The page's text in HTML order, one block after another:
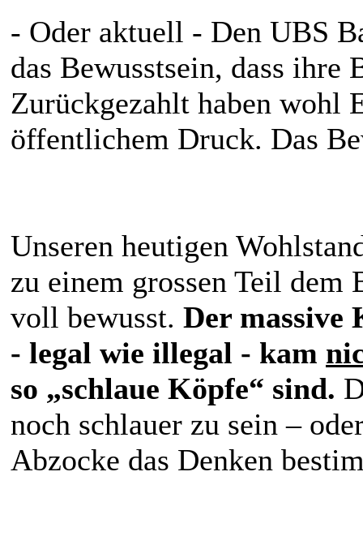
- Oder aktuell - Den UBS
das Bewusstsein, dass
Zurückgezahlt haben wohl
öffentlichem Druck. Das
Unseren heutigen
zu einem grossen Teil
voll bewusst. Der massive
- legal wie illegal - kam
so „schlaue Köpfe“ sind.
noch schlauer zu sein –
Abzocke das Denken